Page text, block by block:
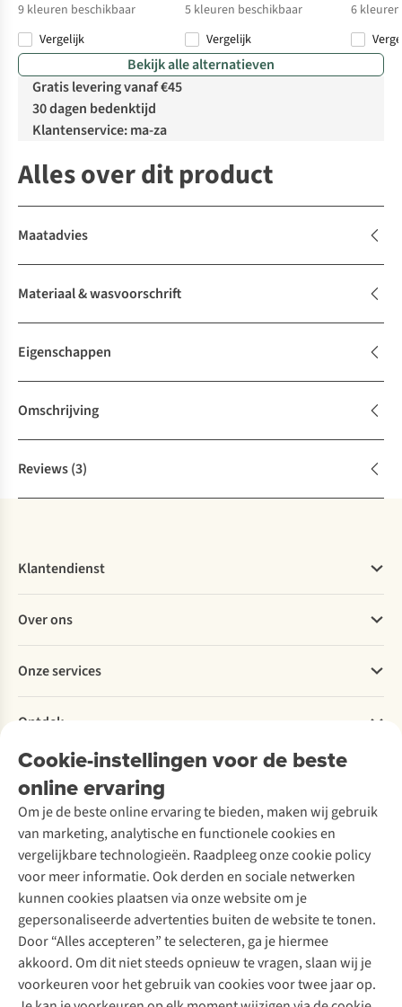
9 kleuren beschikbaar
Vergelijk
5 kleuren beschikbaar
%
%
Vergelijk
6
Bekijk alle alternatieven
Gratis levering vanaf €45
30 dagen bedenktijd
Klantenservice: ma-za
Alles over dit product
Maatadvies
Materiaal & wasvoorschrift
Eigenschappen
Omschrijving
Reviews(3)
Cookie-instellingen voor de beste
online ervaring
Om je de beste online ervaring te bieden, maken wij gebruik
van marketing, analytische en functionele cookies en
vergelijkbare technologieën. Raadpleeg onze cookie policy
voor meer informatie. Ook derden en sociale netwerken
kunnen cookies plaatsen via onze website om je
gepersonaliseerde advertenties buiten de website te tonen.
Door “Alles accepteren” te selecteren, ga je hiermee
akkoord. Om dit niet steeds opnieuw te vragen, slaan wij je
voorkeuren voor het gebruik van cookies voor twee jaar op.
Klantendienst
Bestellen
Betalen
Levering
Retourneren
Bestelling herroepen
Garantie
Contact
Over ons
Explore More
Verantwoord ondernemen
Over Ayacucho
Onze winkels
Over A.S.Adventure
Toegankelijkheidsverklaring
Onze services
Ski-onderhoud
Wasservice
Schoenonderhoud
Schoenherstelling
Kledingherstelling
Retouches
Voor bedrijven
Ontdek
A.S.Magazine
Podcast
Explore Academy
Explore Camp
Gear Check
Inspiratie & advies
Meld je aan voor de nieuwsbrief
Follow us